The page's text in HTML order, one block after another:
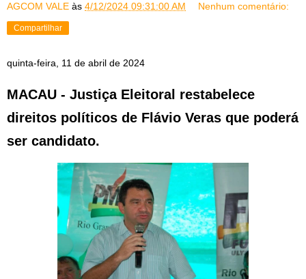
AGCOM VALE às 4/12/2024 09:31:00 AM Nenhum comentário:
Compartilhar
quinta-feira, 11 de abril de 2024
MACAU - Justiça Eleitoral restabelece
direitos políticos de Flávio Veras que poderá
ser candidato.